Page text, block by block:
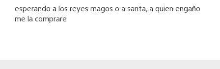
esperando a los reyes magos o a santa, a quien engaño
me la comprare